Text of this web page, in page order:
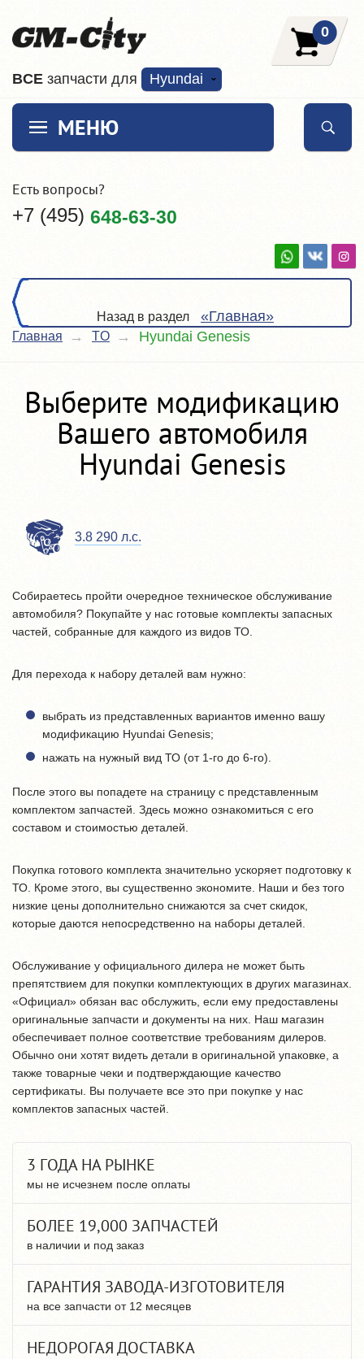
ВCE запчасти для Hyundai
0
МЕНЮ
Есть вопросы?
+7 (495) 648-63-30
Назад в раздел «Главная»
Главная TO Hyundai Genesis
Выберите модификацию
Вашего автомобиля
Hyundai Genesis
3.8 290 л.с.
Собираетесь пройти очередное техническое обслуживание
автомобиля? Покупайте у нас готовые комплекты запасных
частей, собранные для каждого из видов ТО.
Для перехода к набору деталей вам нужно:
выбрать из представленных вариантов именно вашу
модификацию Hyundai Genesis;
нажать на нужный вид ТО (от 1-го до 6-го).
После этого вы попадете на страницу с представленным
комплектом запчастей. Здесь можно ознакомиться с его
составом и стоимостью деталей.
Покупка готового комплекта значительно ускоряет подготовку к
ТО. Кроме этого, вы существенно экономите. Наши и без того
низкие цены дополнительно снижаются за счет скидок,
которые даются непосредственно на наборы деталей.
Обслуживание у официального дилера не может быть
препятствием для покупки комплектующих в других магазинах.
«Официал» обязан вас обслужить, если ему предоставлены
оригинальные запчасти и документы на них. Наш магазин
обеспечивает полное соответствие требованиям дилеров.
Обычно они хотят видеть детали в оригинальной упаковке, а
также товарные чеки и подтверждающие качество
сертификаты. Вы получаете все это при покупке у нас
комплектов запасных частей.
3 ГОДА НА РЫНКЕ
мы не исчезнем после оплаты
БОЛЕЕ 19,000 ЗАПЧАСТЕЙ
в наличии и под заказ
ГАРАНТИЯ ЗАВОДА-ИЗГОТОВИТЕЛЯ
на все запчасти от 12 месяцев
НЕДОРОГАЯ ДОСТАВКА